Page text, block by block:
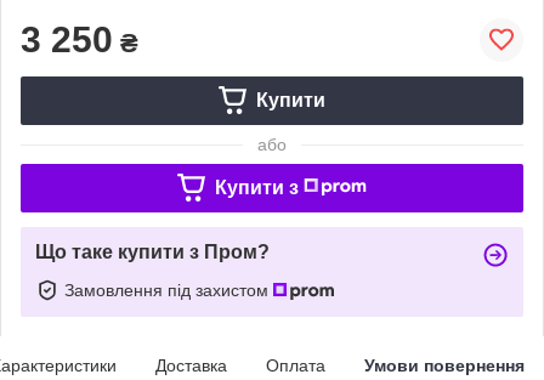
3 250 ₴
Купити
або
Купити з
Що таке купити з Пром?
Замовлення під захистом
Доставка Оплата Умови повернення